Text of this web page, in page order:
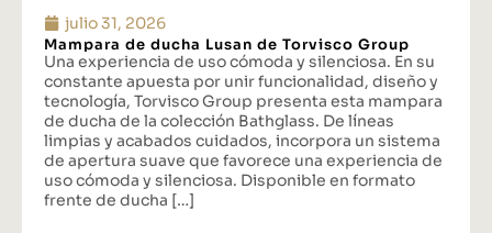
julio 31, 2026
Mampara de ducha Lusan de Torvisco Group
Una experiencia de uso cómoda y silenciosa. En su
constante apuesta por unir funcionalidad, diseño y
tecnología, Torvisco Group presenta esta mampara
de ducha de la colección Bathglass. De líneas
limpias y acabados cuidados, incorpora un sistema
de apertura suave que favorece una experiencia de
uso cómoda y silenciosa. Disponible en formato
frente de ducha […]